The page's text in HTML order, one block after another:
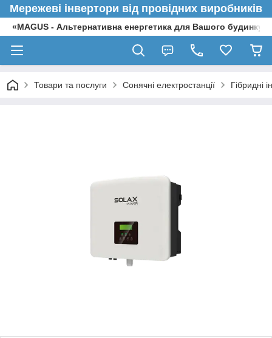
Мережеві інвертори від провідних виробників
«MAGUS - Альтернативна енергетика для Вашого будинку»
Товари та послуги Сонячні електростанції Гібридні